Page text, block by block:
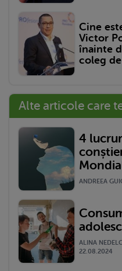
Cine
Victor
înainte
coleg
Alte articole care
4
ANDREEA
ALINA
22.08.2024